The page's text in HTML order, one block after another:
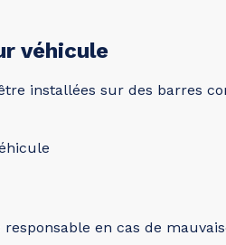
véhicule
installées sur des barres
en cas de